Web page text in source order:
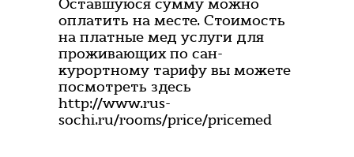
Оставшуюся сумму можно
оплатить на месте. Стоимость
на платные мед услуги для
проживающих по сан-
курортному тарифу вы можете
посмотреть здесь
http://www.rus-
sochi.ru/rooms/price/pricemed